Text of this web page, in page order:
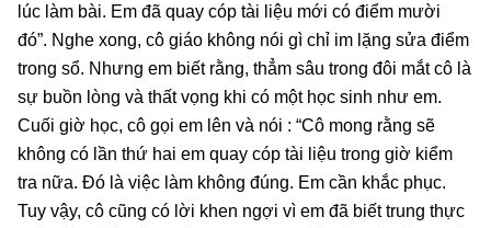
lúc làm bài. Em đã quay cóp tài liệu mới có điểm mười
đó”. Nghe xong, cô giáo không nói gì chỉ im lặng sửa điểm
trong sổ. Nhưng em biết rằng, thẳm sâu trong đôi mắt cô là
sự buồn lòng và thất vọng khi có một học sinh như em.
Cuối giờ học, cô gọi em lên và nói : “Cô mong rằng sẽ
không có lần thứ hai em quay cóp tài liệu trong giờ kiểm
tra nữa. Đó là việc làm không đúng. Em cần khắc phục.
Tuy vậy, cô cũng có lời khen ngợi vì em đã biết trung thực